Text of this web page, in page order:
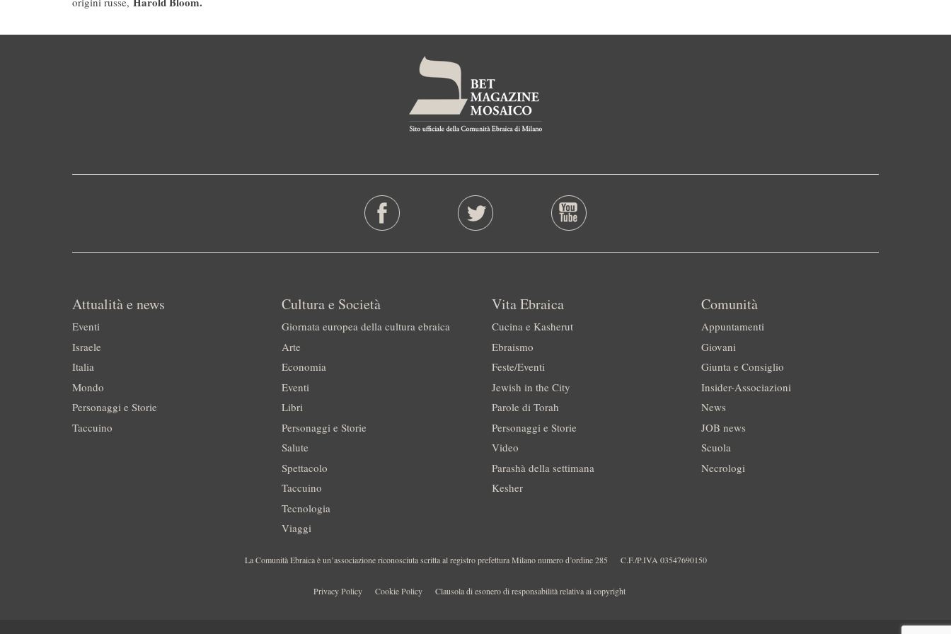
Attualità e news
Eventi
Israele
Italia
Mondo
Personaggi e Storie
Taccuino
Cultura e Società
Giornata europea della cultura ebraica
Arte
Economia
Eventi
Libri
Personaggi e Storie
Salute
Spettacolo
Taccuino
Tecnologia
Viaggi
Vita Ebraica
Cucina e Kasherut
Ebraismo
Feste/Eventi
Jewish in the City
Parole di Torah
Personaggi e Storie
Video
Parashà della settimana
Kesher
Comunità
Appuntamenti
Giovani
Giunta e Consiglio
Insider-Associazioni
News
JOB news
Scuola
Necrologi
La Comunità Ebraica è un’associazione riconosciuta scritta al registro prefettura Milano numero d’ordine 285 C.F./P.IVA 03547690150
Privacy Policy Cookie Policy Clausola di esonero di responsabilità relativa ai copyright